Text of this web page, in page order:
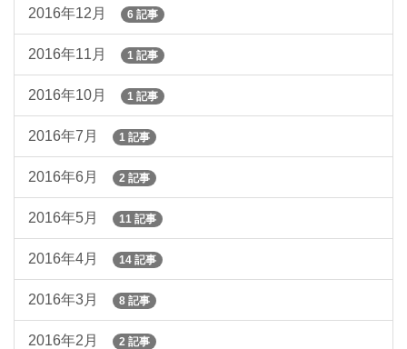
2016年12月 6 記事
2016年11月 1 記事
2016年10月 1 記事
2016年7月 1 記事
2016年6月 2 記事
2016年5月 11 記事
2016年4月 14 記事
2016年3月 8 記事
2016年2月 2 記事